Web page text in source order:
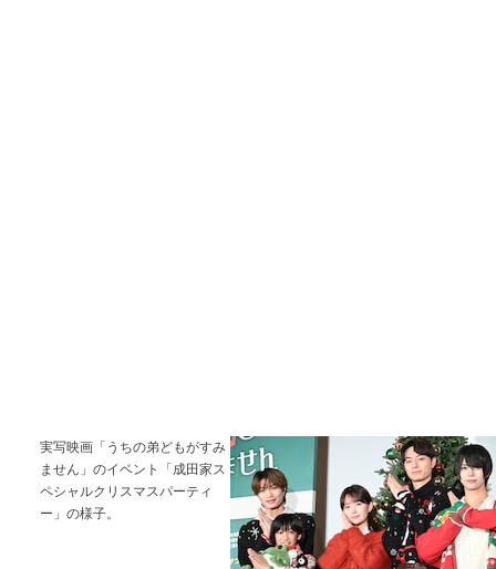
実写映画「うちの弟どもがすみ
ません」のイベント「成田家ス
ペシャルクリスマスパーティ
ー」の様子。